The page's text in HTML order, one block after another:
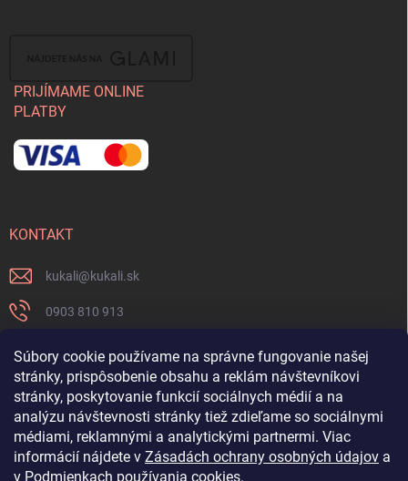
Súbory cookie používame na správne fungovanie našej
stránky, prispôsobenie obsahu a reklám návštevníkovi
stránky, poskytovanie funkcií sociálnych médií a na
analýzu návštevnosti stránky tiež zdieľame so sociálnymi
médiami, reklamnými a analytickými partnermi. Viac
informácií nájdete v Zásadách ochrany osobných údajov a
v Podmienkach používania cookies.
PRIJÍMAME ONLINE
PLATBY
KONTAKT
kukali@kukali.sk
0903 810 913
Nenechajte si ujsť novinky a sledujte nás na FB
kukalishop